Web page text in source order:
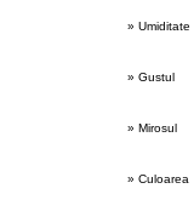
» Umiditate
» Gustul
» Mirosul
» Culoarea